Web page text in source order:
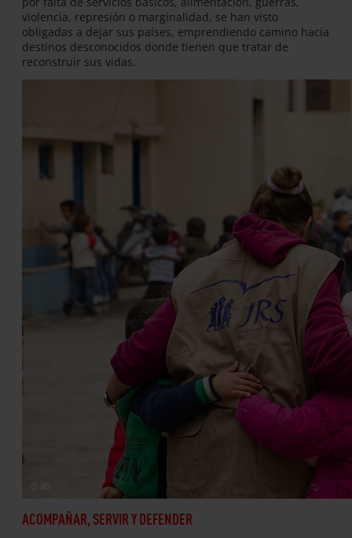
violencia, represión o marginalidad, se han visto
obligadas a dejar sus países, emprendiendo camino hacia
destinos desconocidos donde tienen que tratar de
reconstruir sus vidas.
ACOMPAÑAR, SERVIR Y DEFENDER